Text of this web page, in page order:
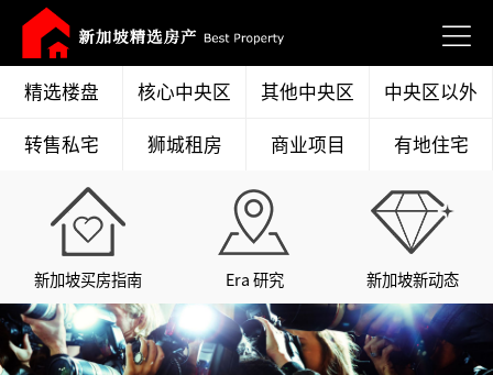
精选楼盘 核心中央区 其他中央区
中央区以外
转售私宅
狮城租房 商业项目 有地住宅
新加坡买房指南 Era 研究 新加坡新动态